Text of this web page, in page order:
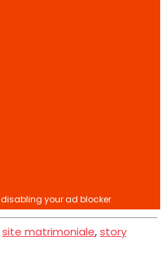
site matrimoniale,story